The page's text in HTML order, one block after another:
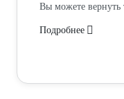
Вы можете вернуть
Подробнее